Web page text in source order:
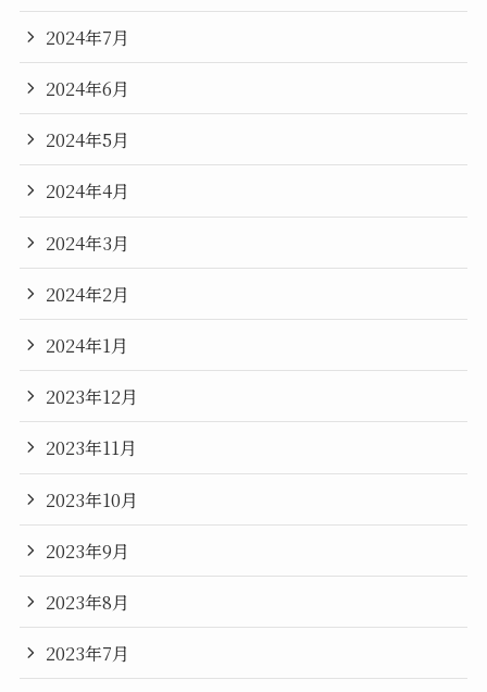
2024年7月
2024年6月
2024年5月
2024年4月
2024年3月
2024年2月
2024年1月
2023年12月
2023年11月
2023年10月
2023年9月
2023年8月
2023年7月